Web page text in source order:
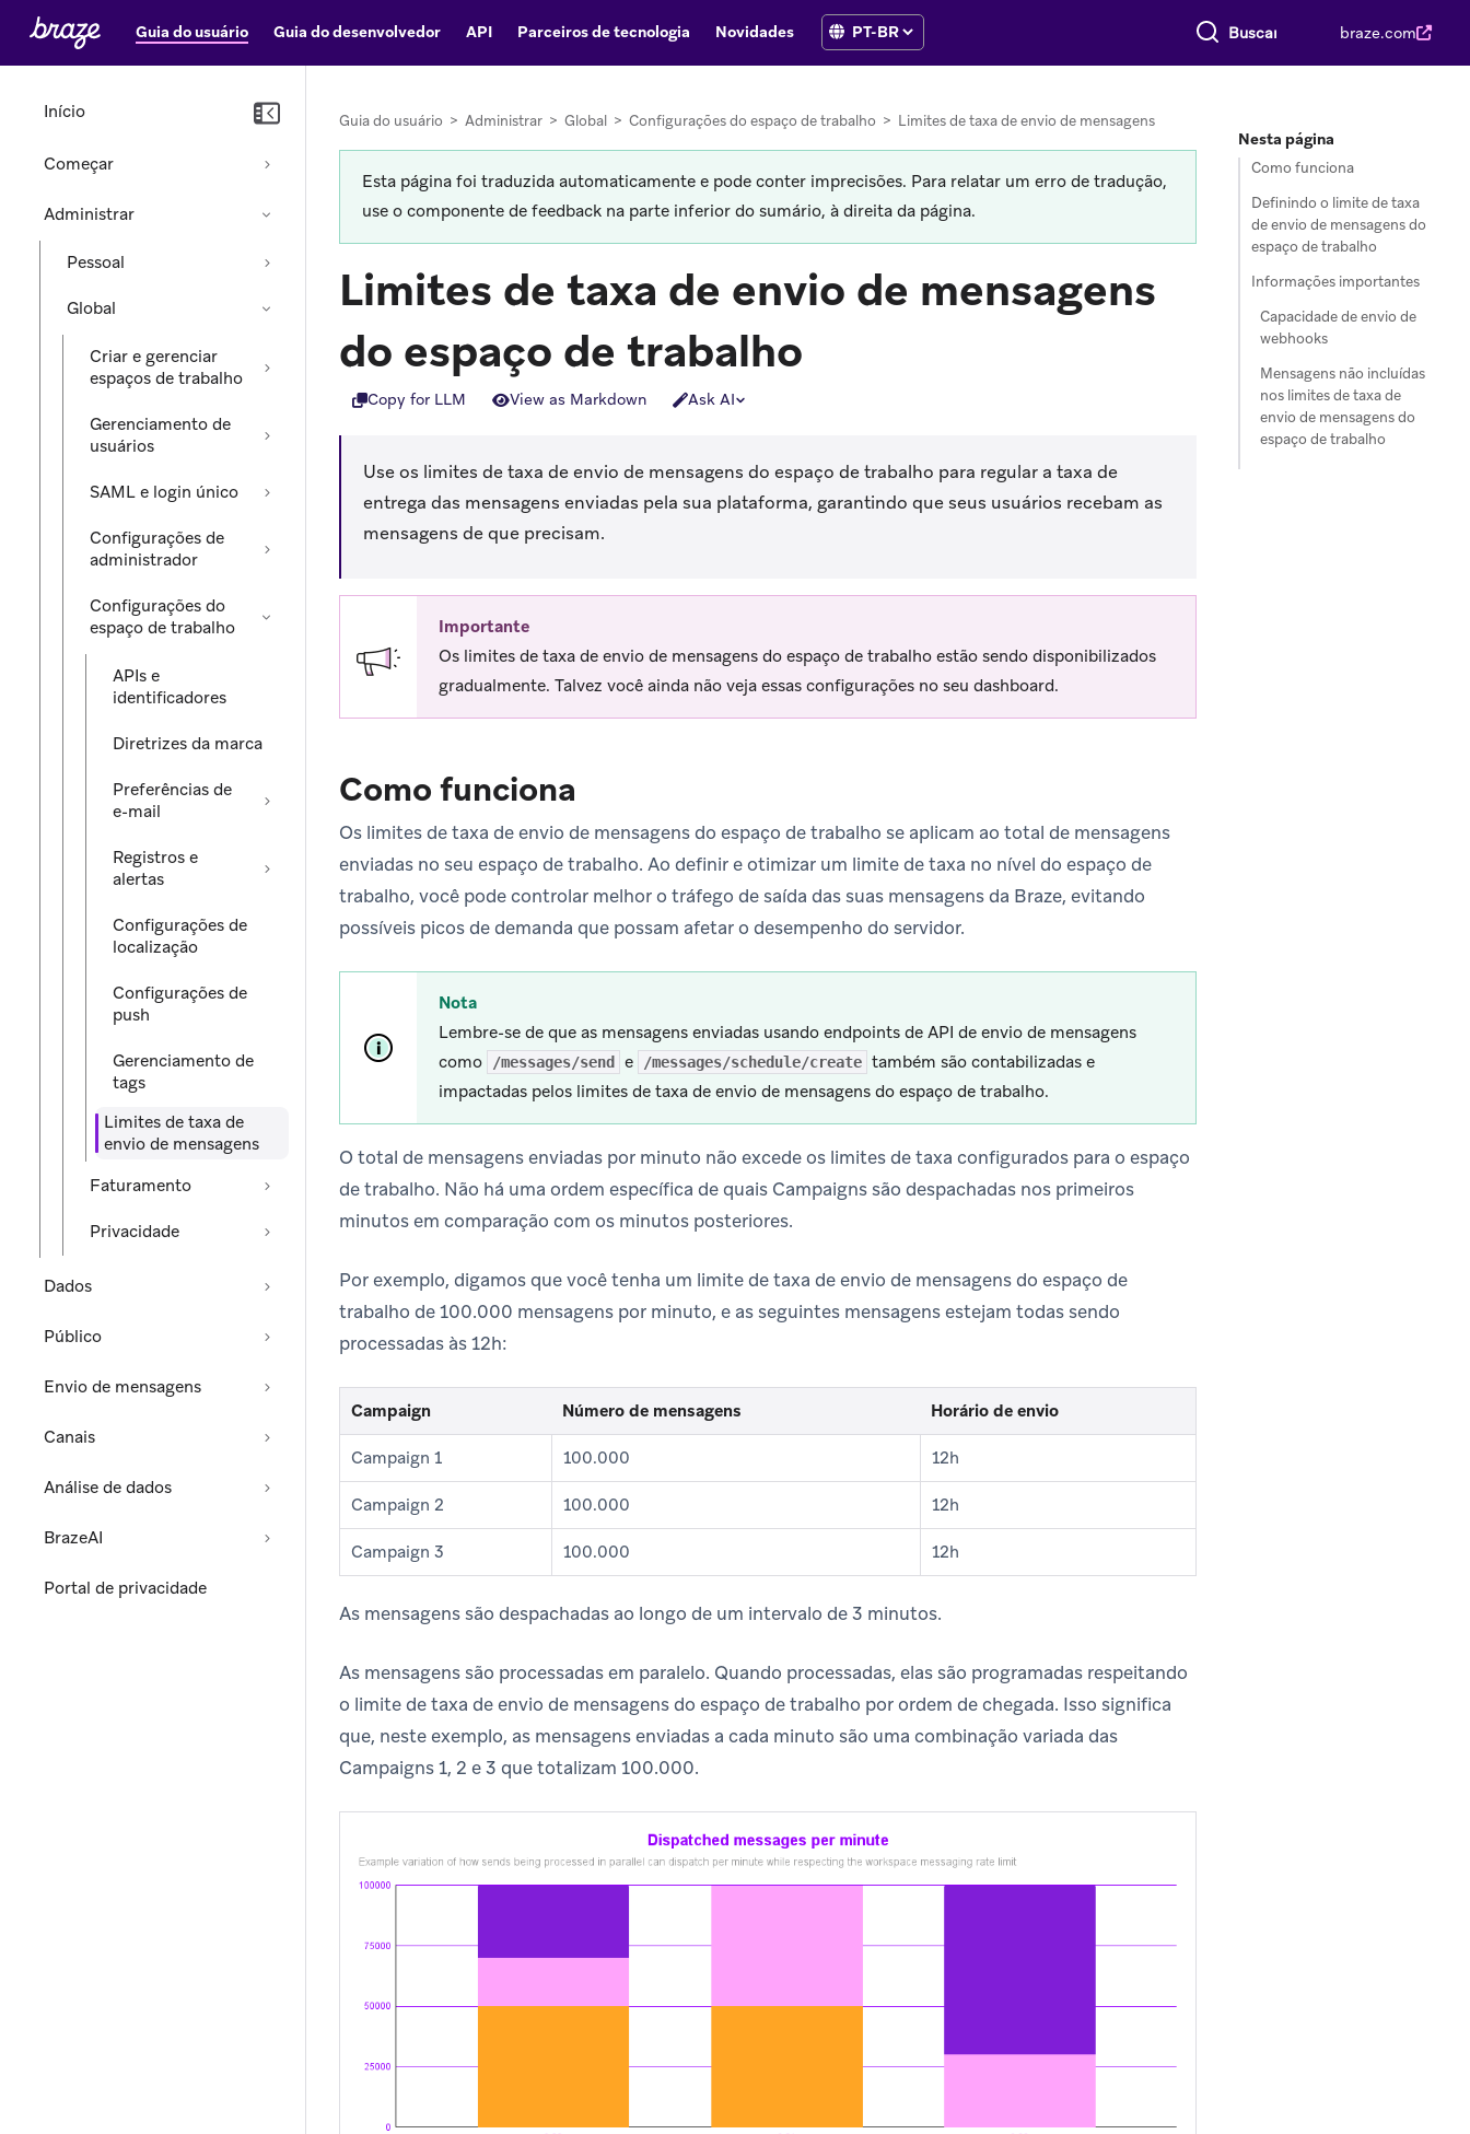
Guia do usuário Guia do desenvolvedor API Parceiros de tecnologia Novidades Buscar tudo braze.com
Início
Começar
Administrar
Pessoal
Global
Criar e gerenciar
espaços de trabalho
Gerenciamento de
usuários
SAML e login único
Configurações de
administrador
Configurações do
espaço de trabalho
APIs e
identificadores
Diretrizes da marca
Preferências de
e-mail
Registros e
alertas
Configurações de
localização
Configurações de
push
Gerenciamento de
tags
Limites de taxa de
envio de mensagens
Faturamento
Privacidade
Dados
Público
Envio de mensagens
Canais
Análise de dados
BrazeAI
Portal de privacidade
Guia do usuário > Administrar > Global > Configurações do espaço de trabalho > Limites de taxa de envio de mensagens
Esta página foi traduzida automaticamente e pode conter imprecisões. Para relatar um erro de tradução,
use o componente de feedback na parte inferior do sumário, à direita da página.
Limites de taxa de envio de mensagens
do espaço de trabalho
Copy for LLM View as Markdown Ask AI
Use os limites de taxa de envio de mensagens do espaço de trabalho para regular a taxa de
entrega das mensagens enviadas pela sua plataforma, garantindo que seus usuários recebam as
mensagens de que precisam.
Importante
Os limites de taxa de envio de mensagens do espaço de trabalho estão sendo disponibilizados
gradualmente. Talvez você ainda não veja essas configurações no seu dashboard.
Como funciona
Os limites de taxa de envio de mensagens do espaço de trabalho se aplicam ao total de mensagens
enviadas no seu espaço de trabalho. Ao definir e otimizar um limite de taxa no nível do espaço de
trabalho, você pode controlar melhor o tráfego de saída das suas mensagens da Braze, evitando
possíveis picos de demanda que possam afetar o desempenho do servidor.
Nota
Lembre-se de que as mensagens enviadas usando endpoints de API de envio de mensagens
como
/messages/send e /messages/schedule/create também são contabilizadas e
impactadas pelos limites de taxa de envio de mensagens do espaço de trabalho.
O total de mensagens enviadas por minuto não excede os limites de taxa configurados para o espaço
de trabalho. Não há uma ordem específica de quais Campaigns são despachadas nos primeiros
minutos em comparação com os minutos posteriores.
Por exemplo, digamos que você tenha um limite de taxa de envio de mensagens do espaço de
trabalho de 100.000 mensagens por minuto, e as seguintes mensagens estejam todas sendo
processadas às 12h:
Campaign Número de mensagens Horário de envio
Campaign 1 100.000 12h
Campaign 2 100.000 12h
Campaign 3 100.000 12h
As mensagens são despachadas ao longo de um intervalo de 3 minutos.
As mensagens são processadas em paralelo. Quando processadas, elas são programadas respeitando
o limite de taxa de envio de mensagens do espaço de trabalho por ordem de chegada. Isso significa
que, neste exemplo, as mensagens enviadas a cada minuto são uma combinação variada das
Campaigns 1, 2 e 3 que totalizam 100.000.
Nesta página
Como funciona
Definindo o limite de taxa
de envio de mensagens do
espaço de trabalho
Informações importantes
Capacidade de envio de
webhooks
Mensagens não incluídas
nos limites de taxa de
envio de mensagens do
espaço de trabalho